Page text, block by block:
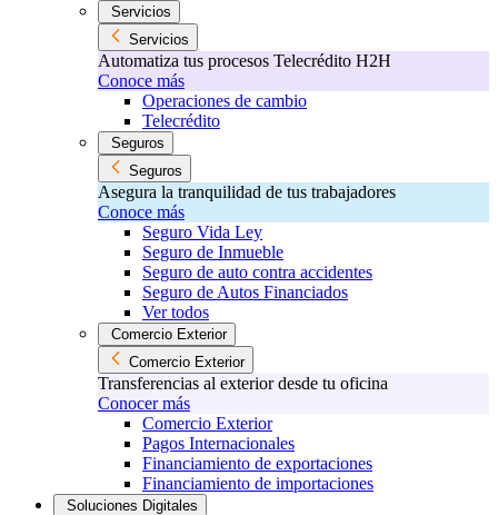
Servicios
Servicios
Automatiza tus procesos Telecrédito H2H
Conoce más
Operaciones de cambio
Telecrédito
Seguros
Seguros
Asegura la tranquilidad de tus trabajadores
Conoce más
Seguro Vida Ley
Seguro de Inmueble
Seguro de auto contra accidentes
Seguro de Autos Financiados
Ver todos
Comercio Exterior
Comercio Exterior
Transferencias al exterior desde tu oficina
Conocer más
Comercio Exterior
Pagos Internacionales
Financiamiento de exportaciones
Financiamiento de importaciones
Soluciones Digitales